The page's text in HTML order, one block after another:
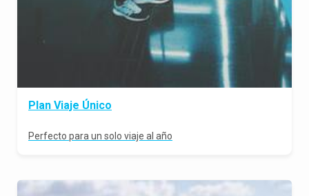
Plan Viaje Único
Perfecto para un solo viaje al año